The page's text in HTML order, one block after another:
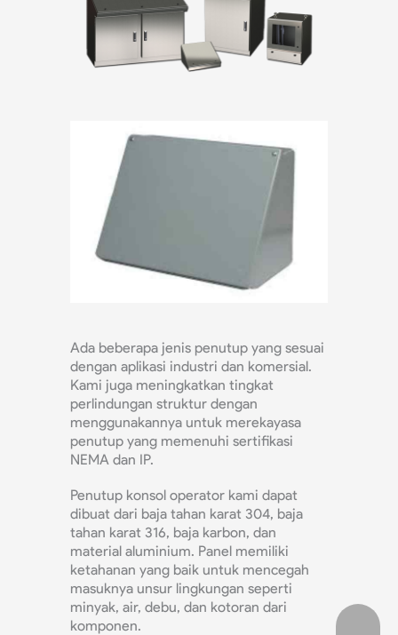
Ada beberapa jenis penutup yang sesuai
dengan aplikasi industri dan komersial.
Kami juga meningkatkan tingkat
perlindungan struktur dengan
menggunakannya untuk merekayasa
penutup yang memenuhi sertifikasi
NEMA dan IP.
Penutup konsol operator kami dapat
dibuat dari baja tahan karat 304, baja
tahan karat 316, baja karbon, dan
material aluminium. Panel memiliki
ketahanan yang baik untuk mencegah
masuknya unsur lingkungan seperti
minyak, air, debu, dan kotoran dari
komponen.